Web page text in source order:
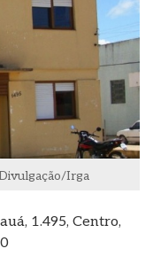
Irga
1.495, Centro,